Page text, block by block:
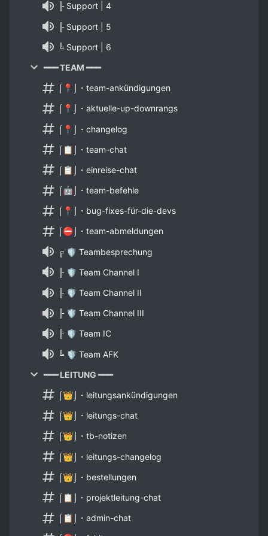
╟ Support | 4
╟ Support | 5
╚ Support | 6
━━━ TEAM ━━━
⌠📍⌡・team-ankündigungen
⌠📍⌡・aktuelle-up-downrangs
⌠📍⌡・changelog
⌠📋⌡・team-chat
⌠📋⌡・einreise-chat
⌠🤖⌡・team-befehle
⌠📍⌡・bug-fixes-für-die-devs
⌠⛔⌡・team-abmeldungen
╔ 🛡 Teambesprechung
╟ 🛡 Team Channel I
╟ 🛡 Team Channel II
╟ 🛡 Team Channel III
╟ 🛡 Team IC
╚ 🛡 Team AFK
━━━ LEITUNG ━━━
⌠👑⌡・leitungsankündigungen
⌠👑⌡・leitungs-chat
⌠👑⌡・tb-notizen
⌠👑⌡・leitungs-changelog
⌠👑⌡・bestellungen
⌠📋⌡・projektleitung-chat
⌠📋⌡・admin-chat